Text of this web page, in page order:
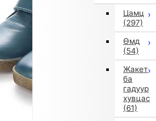
Цамц
(297)
Өмд
(54)
Жакет
ба
гадуур
хувцас
(61)